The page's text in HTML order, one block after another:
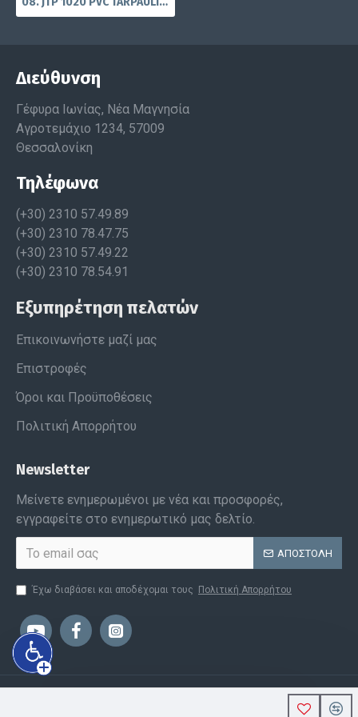
Διεύθυνση
Γέφυρα Ιωνίας, Νέα Μαγνησία
Αγροτεμάχιο 1234, 57009
Θεσσαλονίκη
Τηλέφωνα
(+30) 2310 57.49.89
(+30) 2310 78.47.75
(+30) 2310 57.49.22
(+30) 2310 78.54.91
Εξυπηρέτηση πελατών
Επικοινωνήστε μαζί μας
Επιστροφές
Όροι και Προϋποθέσεις
Πολιτική Απορρήτου
Newsletter
Μείνετε ενημερωμένοι με νέα και προσφορές,
εγγραφείτε στο ενημερωτικό μας δελτίο.
ΑΠΟΣΤΟΛΉ
Έχω διαβάσει και αποδέχομαι τους Πολιτική Απορρήτου